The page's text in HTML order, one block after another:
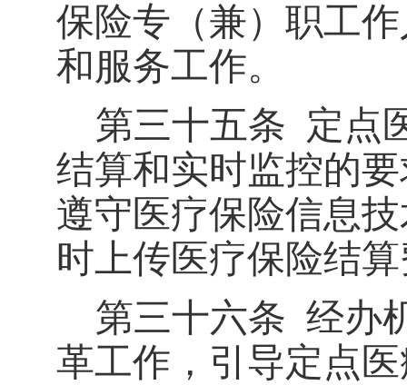
保险专（兼）职工
和服务工作。
第三十五条 定点
结算和实时监控的
遵守医疗保险信息
时上传医疗保险结
第三十六条 经办
革工作，引导定点